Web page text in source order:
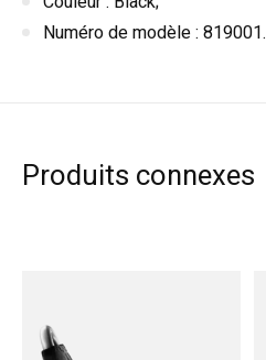
Numéro de modèle : 819001.
Produits connexes